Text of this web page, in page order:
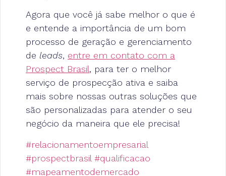
Agora que você já sabe melhor o que é
e entende a importância de um bom
processo de geração e gerenciamento
de leads, entre em contato com a
Prospect Brasil, para ter o melhor
serviço de prospecção ativa e saiba
mais sobre nossas outras soluções que
são personalizadas para atender o seu
negócio da maneira que ele precisa!
#relacionamentoempresarial
#prospectbrasil #qualificacao
#mapeamentodemercado